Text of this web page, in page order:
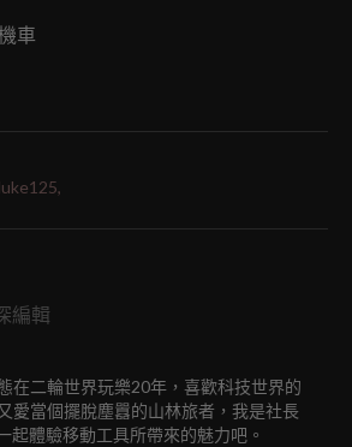
車
編輯
在二輪世界玩樂20年，喜歡科技世界的
愛當個擺脫塵囂的山林旅者，我是社長
起體驗移動工具所帶來的魅力吧。